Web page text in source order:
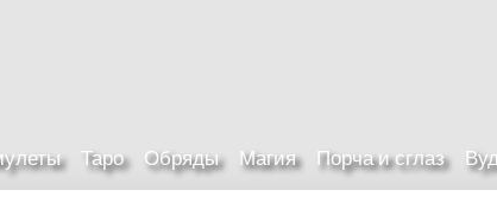
Таро Обряды Магия Порча и сглаз